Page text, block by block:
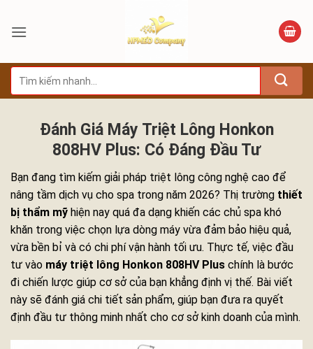
qua
dung
Tìm
kiếm:
Đánh Giá Máy Triệt Lông Honkon
808HV Plus: Có Đáng Đầu Tư
Bạn đang tìm kiếm giải pháp triệt lông công nghệ cao để
nâng tầm dịch vụ cho spa trong năm 2026? Thị trường thiết
bị thẩm mỹ hiện nay quá đa dạng khiến các chủ spa khó
khăn trong việc chọn lựa dòng máy vừa đảm bảo hiệu quả,
vừa bền bỉ và có chi phí vận hành tối ưu. Thực tế, việc đầu
tư vào máy triệt lông Honkon 808HV Plus chính là bước
đi chiến lược giúp cơ sở của bạn khẳng định vị thế. Bài viết
này sẽ đánh giá chi tiết sản phẩm, giúp bạn đưa ra quyết
định đầu tư thông minh nhất cho cơ sở kinh doanh của mình.